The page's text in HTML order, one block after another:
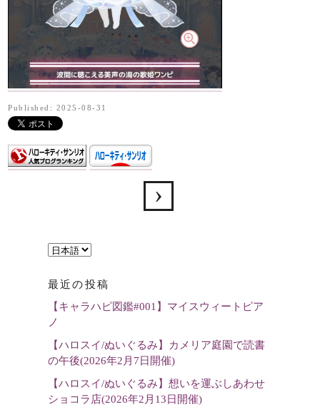
Published: 2025-08-31
言
を
選
最近の投稿
【キャラハピ図鑑#001】マイスウィートピア
ノ
【ハロスイ/ぬいぐるみ】カメリア庭園で読書
の午後(2026年2月7日開催)
【ハロスイ/ぬいぐるみ】想いを運ぶしあわせ
ショコラ店(2026年2月13日開催)